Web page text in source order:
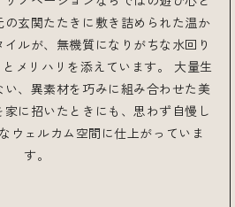
玄関たたきに敷き詰められた温か
ルが、無機質になりがちな水回り
メリハリを添えています。 大量生
、異素材を巧みに組み合わせた美
に招いたときにも、思わず自慢し
ウェルカム空間に仕上がっていま
す。